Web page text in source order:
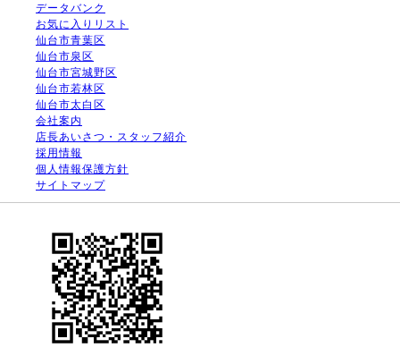
データバンク
お気に入りリスト
仙台市青葉区
仙台市泉区
仙台市宮城野区
仙台市若林区
仙台市太白区
会社案内
店長あいさつ・スタッフ紹介
採用情報
個人情報保護方針
サイトマップ